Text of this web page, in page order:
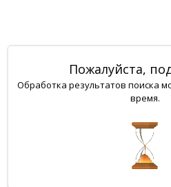
Пожалуйста,
Обработка результатов поиска
время.